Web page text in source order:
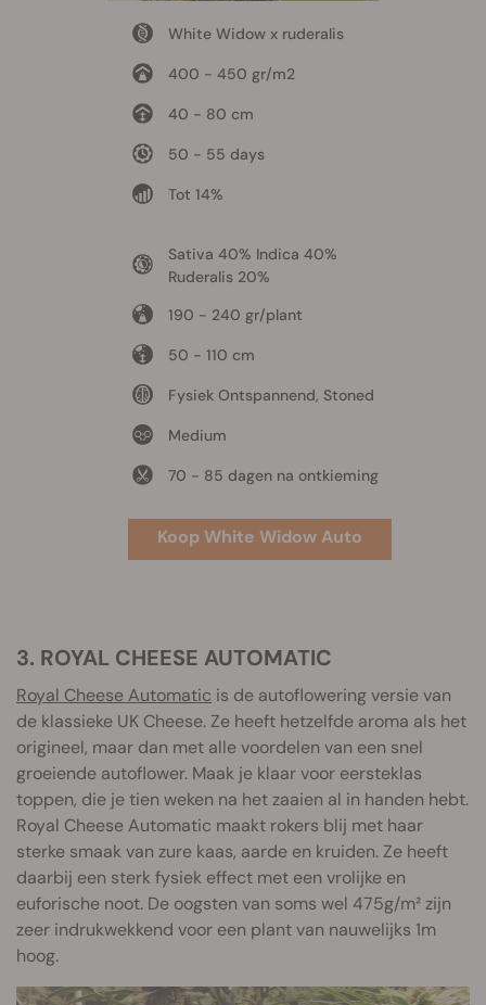
White Widow x ruderalis
400 - 450 gr/m2
40 - 80 cm
50 - 55 days
Tot 14%
Sativa 40% Indica 40%
Ruderalis 20%
190 - 240 gr/plant
50 - 110 cm
Fysiek Ontspannend, Stoned
Medium
70 - 85 dagen na ontkieming
Koop White Widow Auto
3. ROYAL CHEESE AUTOMATIC
Royal Cheese Automatic is de autoflowering versie van
de klassieke UK Cheese. Ze heeft hetzelfde aroma als het
origineel, maar dan met alle voordelen van een snel
groeiende autoflower. Maak je klaar voor eersteklas
toppen, die je tien weken na het zaaien al in handen hebt.
Royal Cheese Automatic maakt rokers blij met haar
sterke smaak van zure kaas, aarde en kruiden. Ze heeft
daarbij een sterk fysiek effect met een vrolijke en
euforische noot. De oogsten van soms wel 475g/m² zijn
zeer indrukwekkend voor een plant van nauwelijks 1m
hoog.